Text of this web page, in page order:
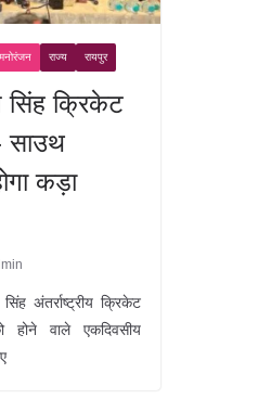
मनोरंजन राज्य रायपुर
सिंह क्रिकेट
साउथ
कड़ा
अंतर्राष्ट्रीय क्रिकेट
वाले एकदिवसीय